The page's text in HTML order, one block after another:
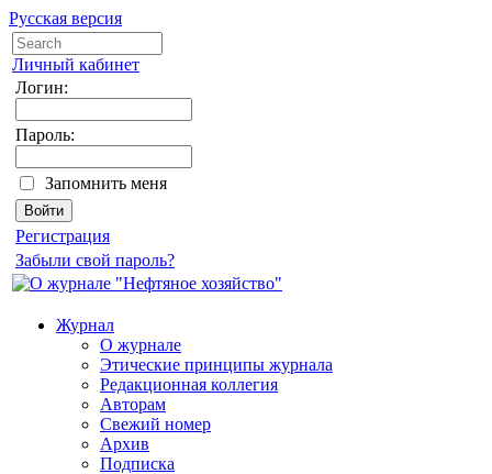
Русская версия
Личный кабинет
Логин:
Пароль:
Запомнить меня
Регистрация
Забыли свой пароль?
Журнал
О журнале
Этические принципы журнала
Редакционная коллегия
Авторам
Свежий номер
Архив
Подписка